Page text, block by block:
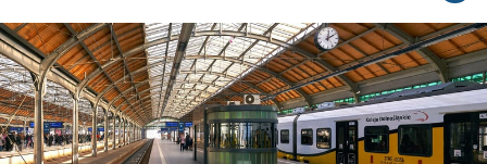
Kliknij, aby powiększyć